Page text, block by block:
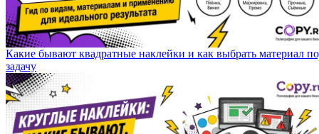
Какие бывают квадратные наклейки и как выбрать материал
задачу